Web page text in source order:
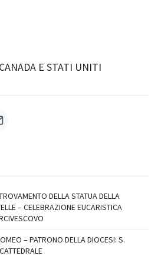
E STATI UNITI
DELLA STATUA DELLA
– CELEBRAZIONE EUCARISTICA
– PATRONO DELLA DIOCESI: S.